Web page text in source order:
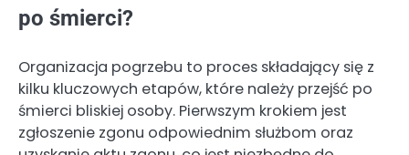
po śmierci?
Organizacja pogrzebu to proces składający się z
kilku kluczowych etapów, które należy przejść po
śmierci bliskiej osoby. Pierwszym krokiem jest
zgłoszenie zgonu odpowiednim służbom oraz